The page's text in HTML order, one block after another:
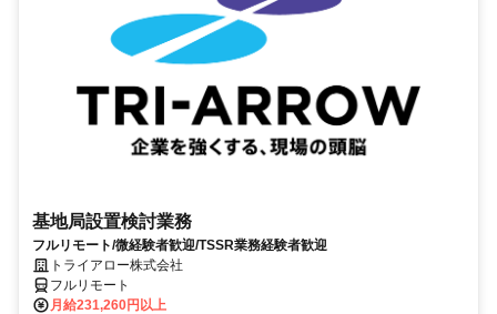
基地局設置検討業務
フルリモート/微経験者歓迎/TSSR業務経験者歓迎
トライアロー株式会社
フルリモート
月給231,260円以上